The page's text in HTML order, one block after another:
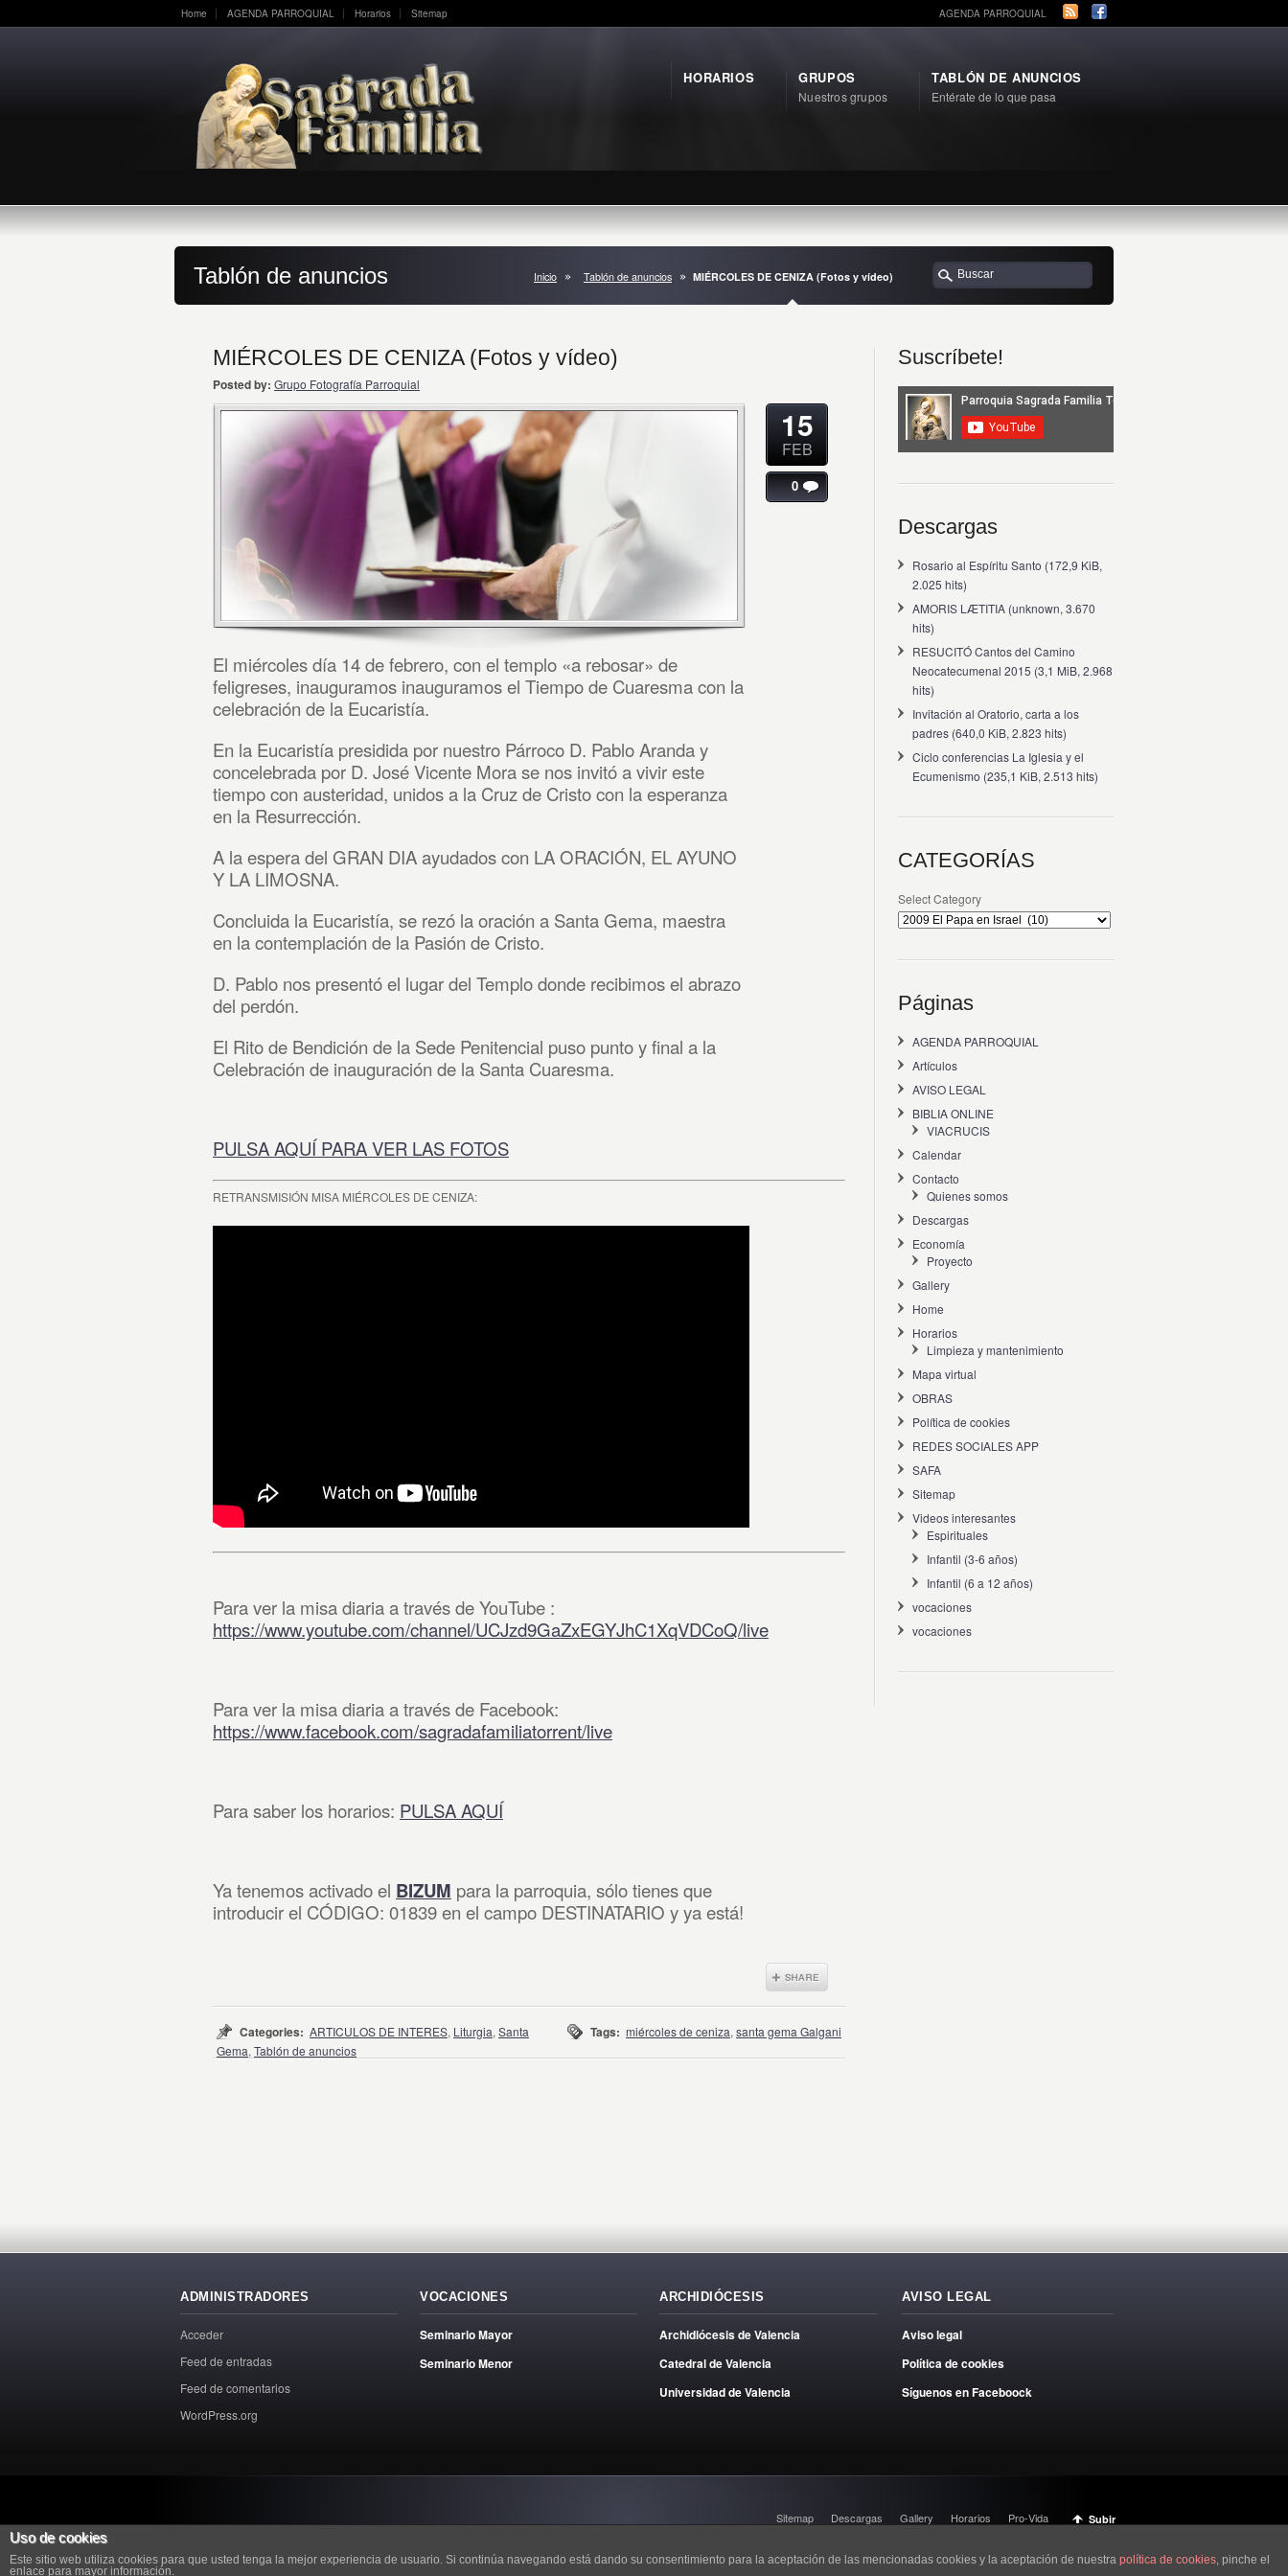
Home AGENDA PARROQUIAL Horarios Sitemap AGENDA PARROQUIAL
HORARIOS GRUPOS
Nuestros grupos
TABLÓN DE ANUNCIOS
Entérate de lo que pasa
Tablón de anuncios Inicio Tablón de anuncios MIÉRCOLES DE CENIZA (Fotos y vídeo)
MIÉRCOLES DE CENIZA (Fotos y vídeo)
Posted by: Grupo Fotografía Parroquial
El miércoles día 14 de febrero, con el templo «a rebosar» de
feligreses, inauguramos inauguramos el Tiempo de Cuaresma con la
celebración de la Eucaristía.
En la Eucaristía presidida por nuestro Párroco D. Pablo Aranda y
concelebrada por D. José Vicente Mora se nos invitó a vivir este
tiempo con austeridad, unidos a la Cruz de Cristo con la esperanza
en la Resurrección.
A la espera del GRAN DIA ayudados con LA ORACIÓN, EL AYUNO
Y LA LIMOSNA.
Concluida la Eucaristía, se rezó la oración a Santa Gema, maestra
en la contemplación de la Pasión de Cristo.
D. Pablo nos presentó el lugar del Templo donde recibimos el abrazo
del perdón.
El Rito de Bendición de la Sede Penitencial puso punto y final a la
Celebración de inauguración de la Santa Cuaresma.
PULSA AQUÍ PARA VER LAS FOTOS
RETRANSMISIÓN MISA MIÉRCOLES DE CENIZA:
Para ver la misa diaria a través de YouTube :
https://www.youtube.com/channel/UCJzd9GaZxEGYJhC1XqVDCoQ/live
Para ver la misa diaria a través de Facebook:
https://www.facebook.com/sagradafamiliatorrent/live
Para saber los horarios: PULSA AQUÍ
Ya tenemos activado el BIZUM para la parroquia, sólo tienes que
introducir el CÓDIGO: 01839 en el campo DESTINATARIO y ya está!
15
FEB
0
Categories: ARTICULOS DE INTERES, Liturgia, Santa
Gema, Tablón de anuncios
Tags: miércoles de ceniza, santa gema Galgani
Suscríbete!
Descargas
Rosario al Espíritu Santo (172,9 KiB,
2.025 hits)
AMORIS LÆTITIA (unknown, 3.670
hits)
RESUCITÓ Cantos del Camino
Neocatecumenal 2015 (3,1 MiB, 2.968
hits)
Invitación al Oratorio, carta a los
padres (640,0 KiB, 2.823 hits)
Ciclo conferencias La Iglesia y el
Ecumenismo (235,1 KiB, 2.513 hits)
CATEGORÍAS
Select Category
Páginas
AGENDA PARROQUIAL
Artículos
AVISO LEGAL
BIBLIA ONLINE
VIACRUCIS
Calendar
Contacto
Quienes somos
Descargas
Economía
Proyecto
Gallery
Home
Horarios
Limpieza y mantenimiento
Mapa virtual
OBRAS
Política de cookies
REDES SOCIALES APP
SAFA
Sitemap
Videos interesantes
Espirituales
Infantil (3-6 años)
Infantil (6 a 12 años)
vocaciones
vocaciones
ADMINISTRADORES
Acceder
Feed de entradas
Feed de comentarios
WordPress.org
VOCACIONES
Seminario Mayor
Seminario Menor
ARCHIDIÓCESIS
Archidiócesis de Valencia
Catedral de Valencia
Universidad de Valencia
AVISO LEGAL
Aviso legal
Política de cookies
Síguenos en Faceboock
Subir
Sitemap Descargas Gallery Horarios Pro-Vida
Uso de cookies
Este sitio web utiliza cookies para que usted tenga la mejor experiencia de usuario. Si continúa navegando está dando su consentimiento para la aceptación de las mencionadas cookies y la aceptación de nuestra política de cookies, pinche el
enlace para mayor información.